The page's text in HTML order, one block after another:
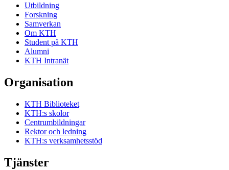
Utbildning
Forskning
Samverkan
Om KTH
Student på KTH
Alumni
KTH Intranät
Organisation
KTH Biblioteket
KTH:s skolor
Centrumbildningar
Rektor och ledning
KTH:s verksamhetsstöd
Tjänster